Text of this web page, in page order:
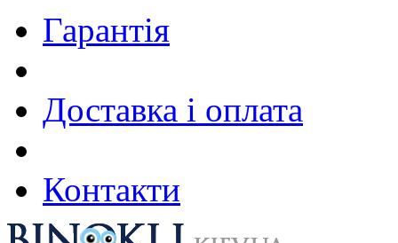
Гарантія
Доставка і оплата
Контакти